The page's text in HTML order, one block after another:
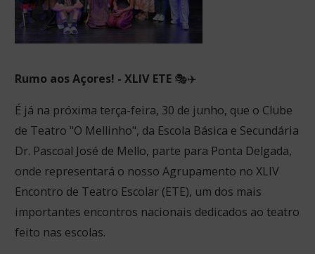
Rumo aos Açores! - XLIV ETE 🎭✈️
É já na próxima terça-feira, 30 de junho, que o Clube
de Teatro "O Mellinho", da Escola Básica e Secundária
Dr. Pascoal José de Mello, parte para Ponta Delgada,
onde representará o nosso Agrupamento no XLIV
Encontro de Teatro Escolar (ETE), um dos mais
importantes encontros nacionais dedicados ao teatro
feito nas escolas.